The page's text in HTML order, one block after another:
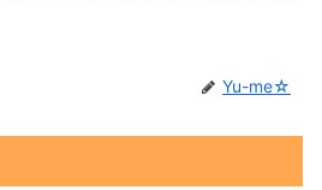
Yu-me☆